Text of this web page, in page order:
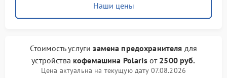
Наши цены
Стоимость услугизамена предохранителя для
устройства кофемашина Polarisот 2500 руб.
Цена актуальна на текущую дату 07.08.2026